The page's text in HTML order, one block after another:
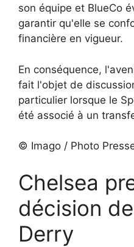
son équipe et BlueCo
garantir qu'elle se
financière en vigueur.
En conséquence,
fait l'objet de
particulier lorsque le
été associé à un
© Imago / Photo
Chelsea
décision
Derry